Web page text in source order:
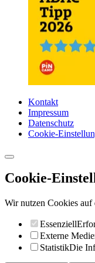
Kontakt
Impressum
Datenschutz
Cookie-
Cookie-
Wir nutzen Cookies auf
Essenziell
Externe
StatistikDie